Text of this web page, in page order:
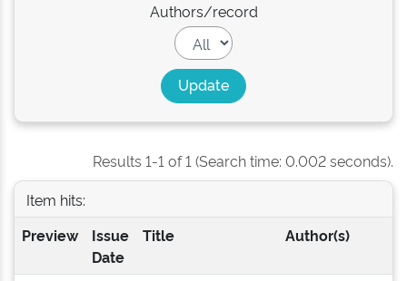
Authors/record
Results 1-1 of 1 (Search time: 0.002 seconds).
Item hits:
Preview
Issue
Date
Title Author(s)